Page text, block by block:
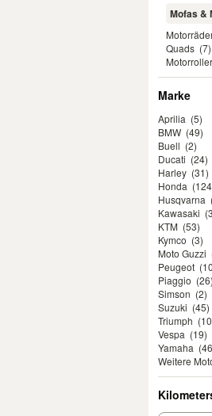
Mofas &
Quads (7)
Marke
Aprilia (5)
BMW (49)
Buell (2)
Ducati (24)
Harley (31)
Honda
Husqvarna
Kawasaki
KTM (53)
Kymco (3)
Moto Guzzi
Peugeot
Piaggio (26)
Simson (2)
Suzuki (45)
Triumph
Vespa (19)
Yamaha
Weitere